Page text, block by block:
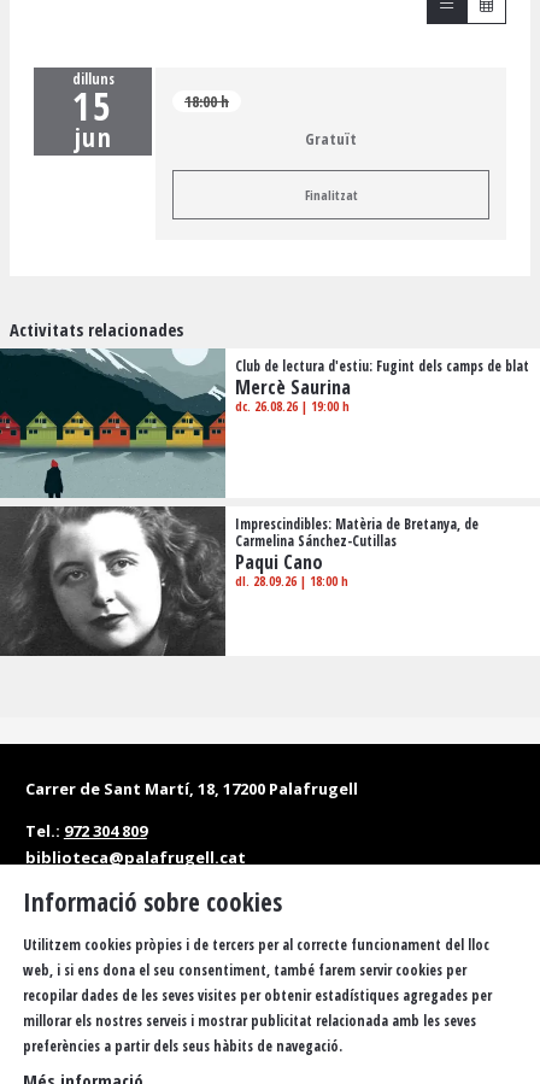
dilluns
15
jun
18:00 h
Gratuït
Finalitzat
Activitats relacionades
Club de lectura d'estiu: Fugint dels camps de blat
Mercè Saurina
dc. 26.08.26| 19:00 h
Imprescindibles: Matèria de Bretanya, de
Carmelina Sánchez-Cutillas
Paqui Cano
dl. 28.09.26| 18:00 h
Carrer de Sant Martí, 18, 17200 Palafrugell
Tel.: 972 304 809
biblioteca@palafrugell.cat
Matins: de dilluns a dissabte, de 10 a 13.30 h
Accessibilitat Política de privacitat
Sitemap
Avís Legal
Ús de Cookies FAQS Butlletí Contacteu
Informació sobre cookies
Utilitzem cookies pròpies i de tercers per al correcte funcionament del lloc
web, i si ens dona el seu consentiment, també farem servir cookies per
recopilar dades de les seves visites per obtenir estadístiques agregades per
millorar els nostres serveis i mostrar publicitat relacionada amb les seves
preferències a partir dels seus hàbits de navegació.